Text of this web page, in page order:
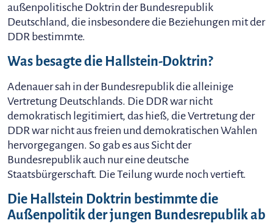
außenpolitische Doktrin der Bundesrepublik
Deutschland, die insbesondere die Beziehungen mit der
DDR bestimmte.
Was besagte die Hallstein-Doktrin?
Adenauer sah in der Bundesrepublik die alleinige
Vertretung Deutschlands. Die DDR war nicht
demokratisch legitimiert, das hieß, die Vertretung der
DDR war nicht aus freien und demokratischen Wahlen
hervorgegangen. So gab es aus Sicht der
Bundesrepublik auch nur eine deutsche
Staatsbürgerschaft. Die Teilung wurde noch vertieft.
Die Hallstein Doktrin bestimmte die
Außenpolitik der jungen Bundesrepublik ab